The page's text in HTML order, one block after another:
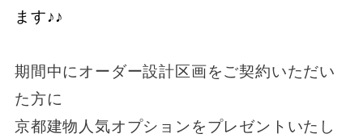
ます♪♪
期間中にオーダー設計区画をご契約いただい
た方に
京都建物人気オプションをプレゼントいたし